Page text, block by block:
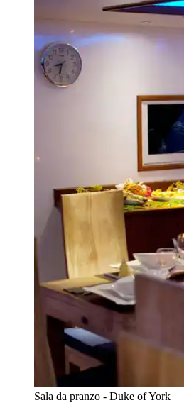
Sala da pranzo - Duke of York